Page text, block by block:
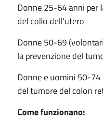
Donne 25-64 anni per
del collo dell’utero
Donne 50-69
la prevenzione del
Donne e uomini 50-74
del tumore del colon
Come funzionano: